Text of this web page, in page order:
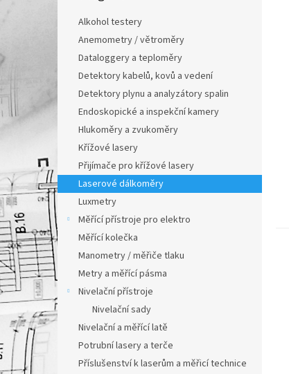
Alkohol testery
Anemometry / větroměry
Dataloggery a teploměry
Detektory kabelů, kovů a vedení
Detektory plynu a analyzátory spalin
Endoskopické a inspekční kamery
Hlukoměry a zvukoměry
Křížové lasery
Přijímače pro křížové lasery
Laserové dálkoměry
Luxmetry
Měřící přístroje pro elektro
Měřící kolečka
Manometry / měřiče tlaku
Metry a měřící pásma
Nivelační přístroje
Nivelační sady
Nivelační a měřící latě
Potrubní lasery a terče
Příslušenství k laserům a měřicí technice